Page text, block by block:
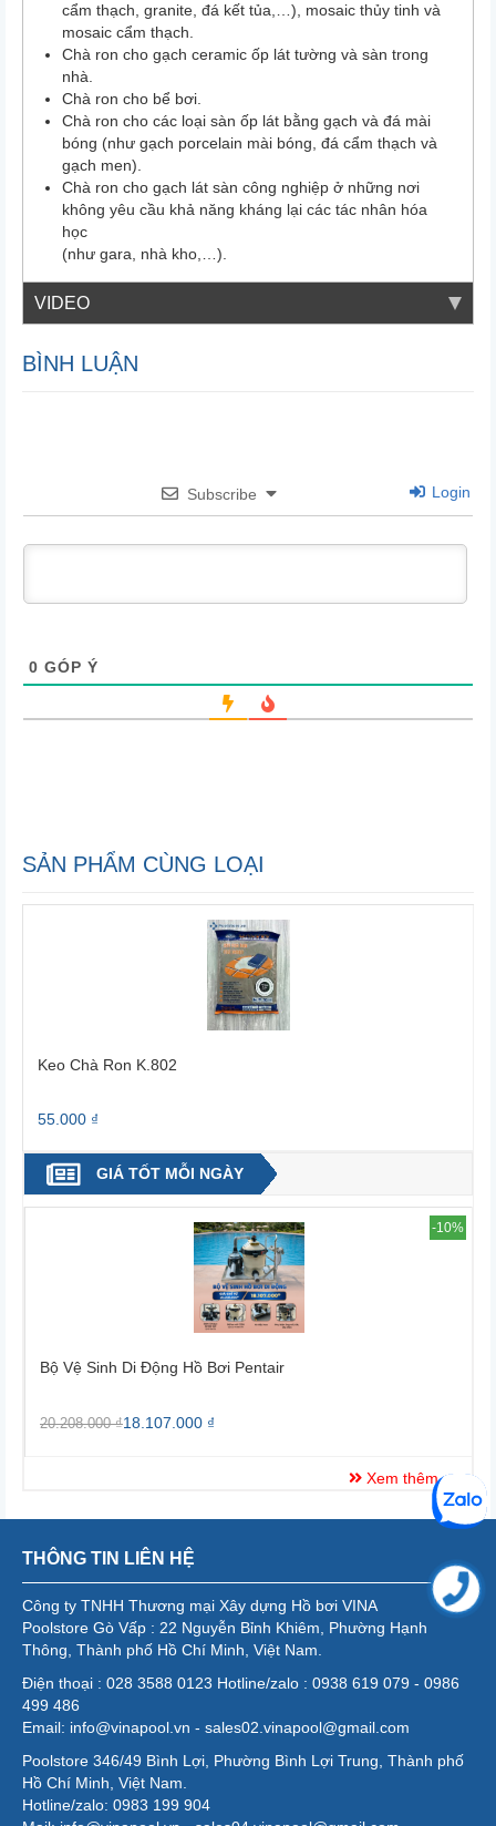
cẩm thạch, granite, đá kết tủa,…), mosaic thủy tinh và
mosaic cẩm thạch.
Chà ron cho gạch ceramic ốp lát tường và sàn trong
nhà.
Chà ron cho bể bơi.
Chà ron cho các loại sàn ốp lát bằng gạch và đá mài
bóng (như gạch porcelain mài bóng, đá cẩm thạch và
gạch men).
Chà ron cho gạch lát sàn công nghiệp ở những nơi
không yêu cầu khả năng kháng lại các tác nhân hóa
học
(như gara, nhà kho,…).
VIDEO
BÌNH LUẬN
Subscribe Login
0 GÓP Ý
SẢN PHẨM CÙNG LOẠI
Keo Chà Ron K.802
55.000 ₫
GIÁ TỐT MỖI NGÀY
-10%
Bộ Vệ Sinh Di Động Hồ Bơi Pentair
20.208.000 ₫18.107.000 ₫
Xem thêm
THÔNG TIN LIÊN HỆ
Công ty TNHH Thương mại Xây dựng Hồ bơi VINA
Poolstore Gò Vấp : 22 Nguyễn Bỉnh Khiêm, Phường Hạnh
Thông, Thành phố Hồ Chí Minh, Việt Nam.
Điện thoại : 028 3588 0123 Hotline/zalo : 0938 619 079 - 0986
499 486
Email: info@vinapool.vn - sales02.vinapool@gmail.com
Poolstore 346/49 Bình Lợi, Phường Bình Lợi Trung, Thành phố
Hồ Chí Minh, Việt Nam.
Hotline/zalo: 0983 199 904